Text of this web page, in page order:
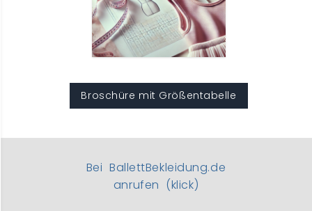
Broschüre mit Größentabelle
Bei BallettBekleidung.de
anrufen (klick)